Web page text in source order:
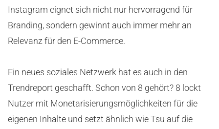
Instagram eignet sich nicht nur hervorragend für
Branding, sondern gewinnt auch immer mehr an
Relevanz für den E-Commerce.
Ein neues soziales Netzwerk hat es auch in den
Trendreport geschafft. Schon von 8 gehört? 8 lockt
Nutzer mit Monetarisierungsmöglichkeiten für die
eigenen Inhalte und setzt ähnlich wie Tsu auf die